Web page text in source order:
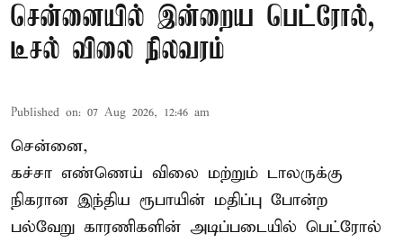
சென்னையில் இன்றைய பெட்ரோல்,
டீசல் விலை நிலவரம்
Published on: 07 Aug 2026, 12:46 am
சென்னை,
கச்சா எண்ணெய் விலை மற்றும் டாலருக்கு
நிகரான இந்திய ரூபாயின் மதிப்பு போன்ற
பல்வேறு காரணிகளின் அடிப்படையில் பெட்ரோல்